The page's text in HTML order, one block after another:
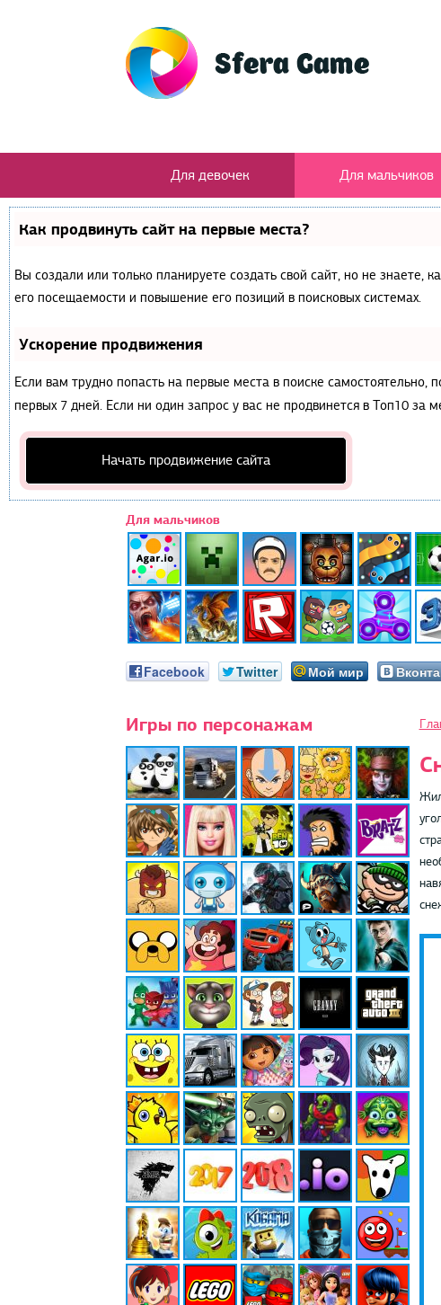
Для девочек Для мальчиков
Как продвинуть сайт на первые места?
Вы создали или только планируете создать свой сайт, но не знаете,
его посещаемости и повышение его позиций в поисковых системах.
Ускорение продвижения
Если вам трудно попасть на первые места в поиске самостоятельно,
первых 7 дней. Если ни один запрос у вас не продвинется в Топ10 за
Начать продвижение сайта
Для мальчиков
Facebook Twitter Мой мир
Игры по персонажам